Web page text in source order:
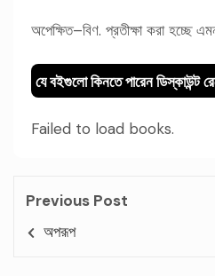
অপেক্ষিত–বিণ. প্রতীক্ষা করা হচ্ছে
যে বইগুলো কিনতে পারেন ডিস্কাউন্ট
Failed to load books.
Previous Post
অপরূপ